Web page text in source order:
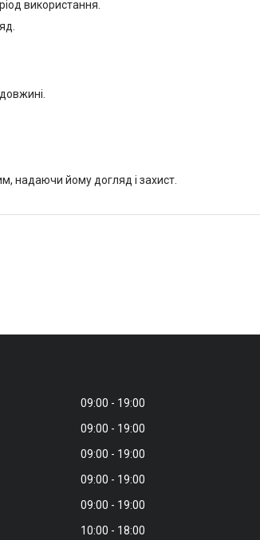
використання.
надаючи йому догляд і захист.
09:00
19:00
09:00
19:00
09:00
19:00
09:00
19:00
09:00
19:00
10:00 18:00